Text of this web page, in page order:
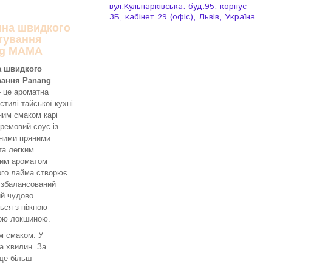
вул.Кульпарківська. буд.95, корпус
3Б, кабінет 29 (офіс), Львів, Україна
швидкого
MAMA
швидкого
Panang
ароматна
тайської кухні
смаком карі
соус із
пряними
легким
ароматом
лайма створює
збалансований
чудово
з ніжною
локшиною.
смаком. У
хвилин. За
більш